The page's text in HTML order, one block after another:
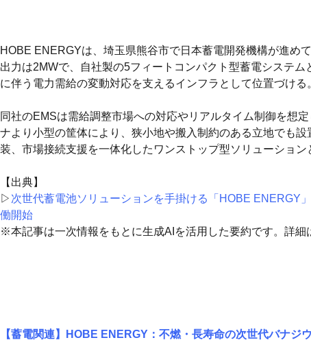
HOBE ENERGYは、埼玉県熊谷市で日本蓄電開発機構が進め
出力は2MWで、自社製の5フィートコンパクト型蓄電システ
に伴う電力需給の変動対応を支えるインフラとして位置づける
同社のEMSは需給調整市場への対応やリアルタイム制御を想
ナより小型の筐体により、狭小地や搬入制約のある立地でも
装、市場接続支援を一体化したワンストップ型ソリューショ
【出典】
▷ 次世代蓄電池ソリューションを手掛ける「HOBE
働開始
※本記事は一次情報をもとに生成AIを活用した要約です。詳細
【蓄電関連】HOBE ENERGY：不燃・長寿命の次世代バナジ